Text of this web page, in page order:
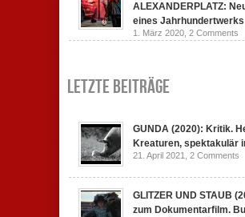
ALEXANDERPLATZ:
eines Jahrhundertwerks
1. März 2020, 2 Comments
Letzte Beiträge
GUNDA (2020): Kritik.
Kreaturen, spektakulär
21. April 2021, 2 Comments
GLITZER UND STAUB
zum Dokumentarfilm.